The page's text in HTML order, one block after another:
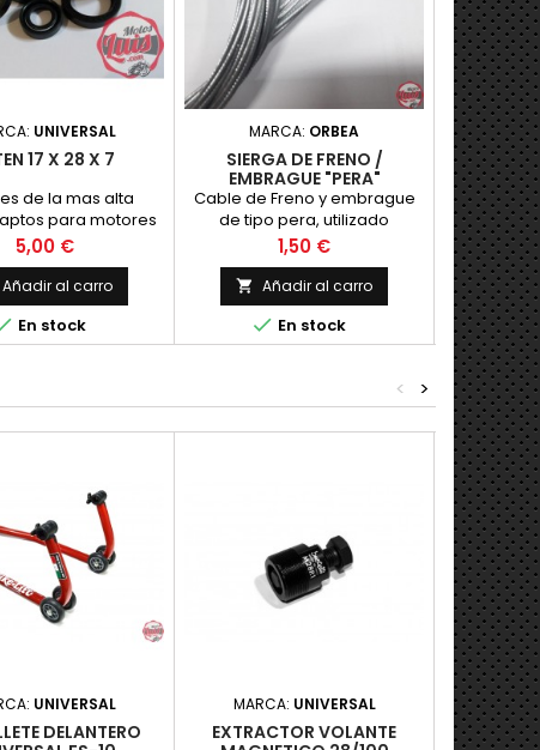
UNIVERSAL
17 X 28 X 7
de la mas alta
para motores
y cuatro tiempos.
Unidad.
Precio
5,00 €
Añadir al carro
En stock
MARCA: ORBEA
SIERGA DE FRENO /
EMBRAGUE "PERA"
Cable de Freno y embrague
de tipo pera, utilizado
habitualmente en
ciclomotores. Precio por
unidad.
Precio
1,50 €
 Añadir al carro
 En stock
calidad,
de dos


>
<
UNIVERSAL
DELANTERO
MARCA: UNIVERSAL
EXTRACTOR VOLANTE